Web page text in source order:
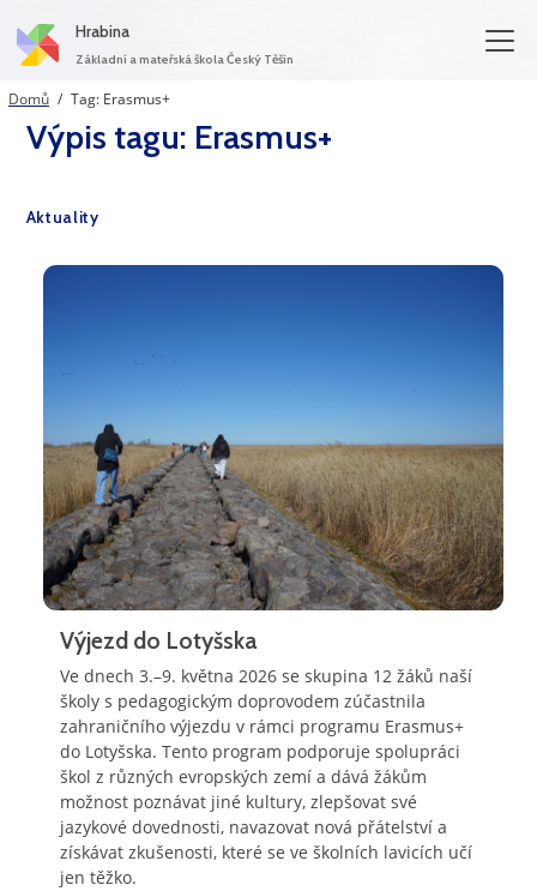
Hrabina
Základní a mateřská škola Český Těšín
Domů Tag: Erasmus+(aktuální)
Výpis tagu: Erasmus+
Aktuality
Výjezd do Lotyšska
Ve dnech 3.–9. května 2026 se skupina 12 žáků naší
školy s pedagogickým doprovodem zúčastnila
zahraničního výjezdu v rámci programu Erasmus+
do Lotyšska. Tento program podporuje spolupráci
škol z různých evropských zemí a dává žákům
možnost poznávat jiné kultury, zlepšovat své
jazykové dovednosti, navazovat nová přátelství a
získávat zkušenosti, které se ve školních lavicích učí
jen těžko.